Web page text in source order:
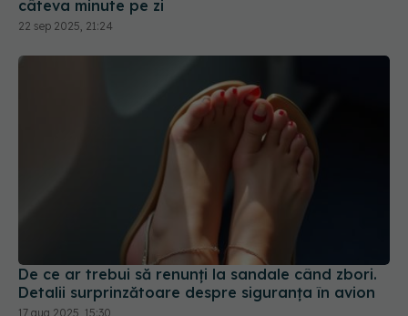
De ce ar trebui să renunți la sandale când zbori.
Detalii surprinzătoare despre siguranța în avion
17 aug 2025, 15:30